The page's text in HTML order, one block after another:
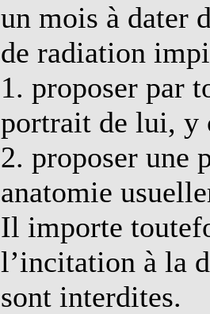
un mois à dater
de radiation
1. proposer par
portrait de lui, y
2. proposer une
anatomie
Il importe
l’incitation à la
sont interdites.